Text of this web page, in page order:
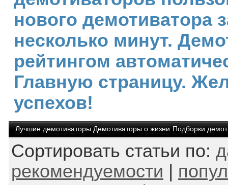
нового демотиватора
несколько минут.
рейтингом
Главную страницу.
успехов!
Лучшие демотиваторы Демотиваторы о жизни Подборки
Сортировать статьи по:
рекомендуемости